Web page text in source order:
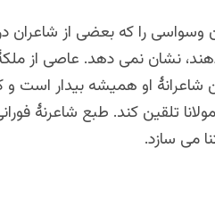
را که بعضی از شاعران در
نشان نمی دهد. عاصی از
شاعرانۀ او همیشه بیدار است
تلقین کند. طبع شاعرنۀ
می سازد.